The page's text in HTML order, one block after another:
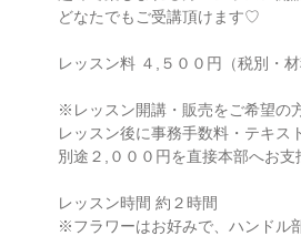
どなたでもご受講頂けます♡
レッスン料 ４,５００円（税別・材
※レッスン開講・販売をご希望の
レッスン後に事務手数料・テキス
別途２,０００円を直接本部へお支
レッスン時間 約２時間
※フラワーはお好みで、ハンドル